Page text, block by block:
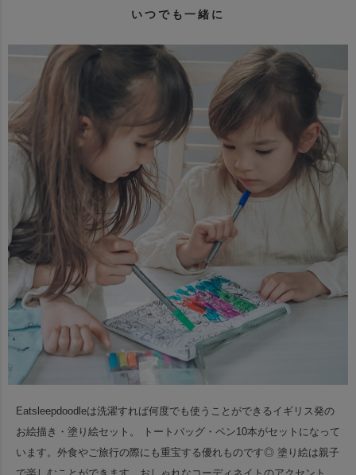
いつでも一緒に
Eatsleepdoodleは洗濯すれば何度でも使うことができるイギリス発の
お絵描き・塗り絵セット。
トートバッグ・ペン10本がセットになって
います。外食やご旅行の際にも重宝する優れものです◎ 塗り絵は親子